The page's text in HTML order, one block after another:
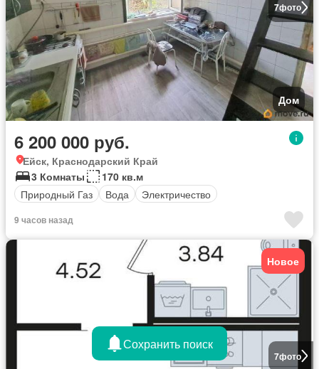
7фото
Дом
6 200 000 руб.
Ейск, Краснодарский Край
3 Комнаты
170 кв.м
Природный Газ
Вода Электричество
9 часов назад
7фото
Новое
Сохранить поиск